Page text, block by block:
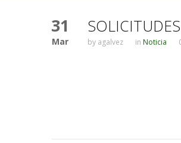
31
Mar by agalvez in Noticia